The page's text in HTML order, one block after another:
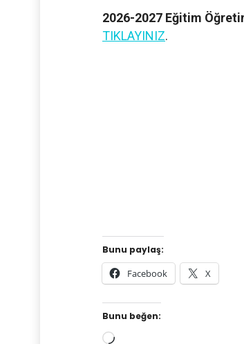
2026-2027 Eğitim
TIKLAYINIZ.
Bunu paylaş:
Facebook X
Bunu beğen: